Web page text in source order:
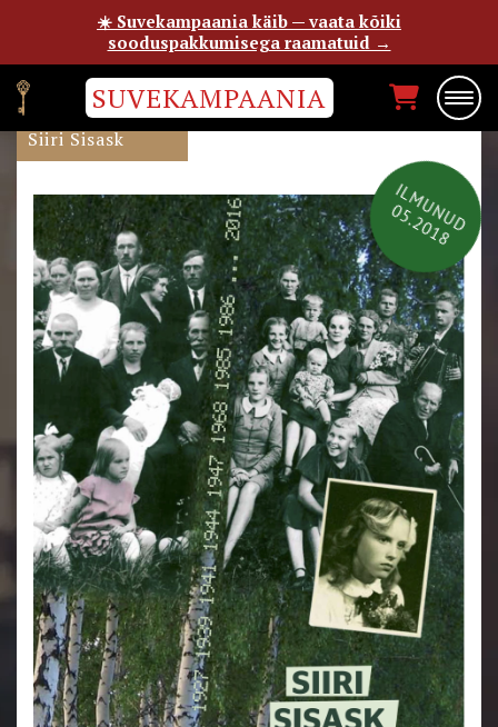
SUVEKAMPAANIA
HÄSTIJÄTT
Siiri Sisask
ILMUNUD
05.2018
☀️ Suvekampaania käib — vaata kõiki
sooduspakkumisega raamatuid →